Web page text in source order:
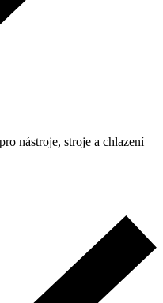
nástroje, stroje a chlazení